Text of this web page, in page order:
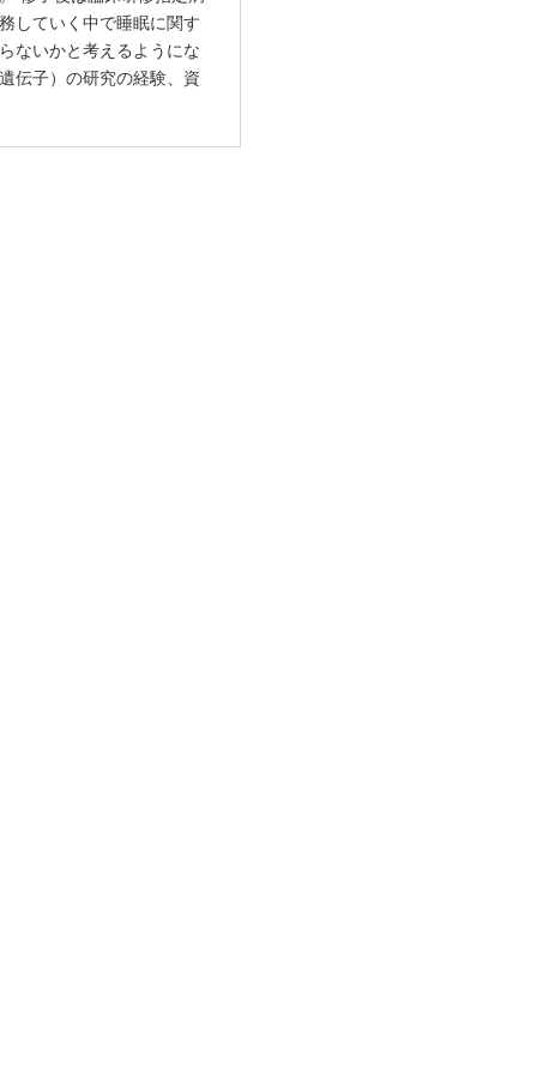
していく中で睡眠に関す
ないかと考えるようにな
伝子）の研究の経験、資